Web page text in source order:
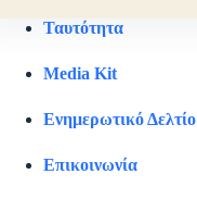
Ταυτότητα
Media Kit
Ενημερωτικό Δελτίο
Επικοινωνία